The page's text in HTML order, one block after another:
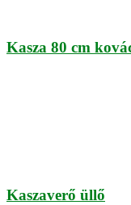
Kasza 80 cm
Kaszaverő üllő